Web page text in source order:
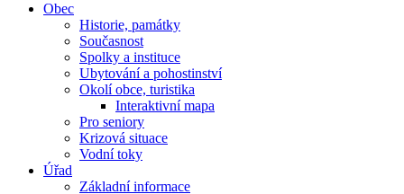
Obec
Historie, památky
Současnost
Spolky a instituce
Ubytování a pohostinství
Okolí obce, turistika
Interaktivní mapa
Pro seniory
Krizová situace
Vodní toky
Úřad
Základní informace